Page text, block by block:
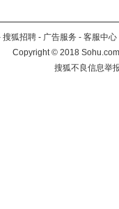
搜狐招聘 - 广告服务 - 客服中心
Copyright©2018
搜狐不良信息举